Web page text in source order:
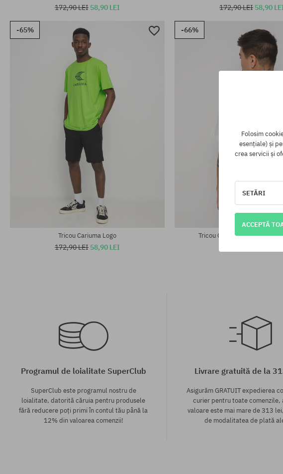
Mărimi existente:
172,90 LEI 58,90 LEI
Mărimi existente:
172,90 LEI 58,90
-65%
Tricou Cariuma Logo
172,90 LEI 58,90 LEI
-66%
Tricou Cariuma Skate with
Programul de loialitate SuperClub
SuperClub este programul nostru de
loialitate, datorită căruia pentru produsele
fără reducere poți primi în contul tău până la
12% din valoarea comenzii!
Livrare gratuită de la
Asigurăm GRATUIT expedierea
curier pentru toate comenzile,
valoare este mai mare de 313
de modalitatea de plată
Folosim
esențiale) și
crea servicii și
SETĂRI
ACCEPTĂ